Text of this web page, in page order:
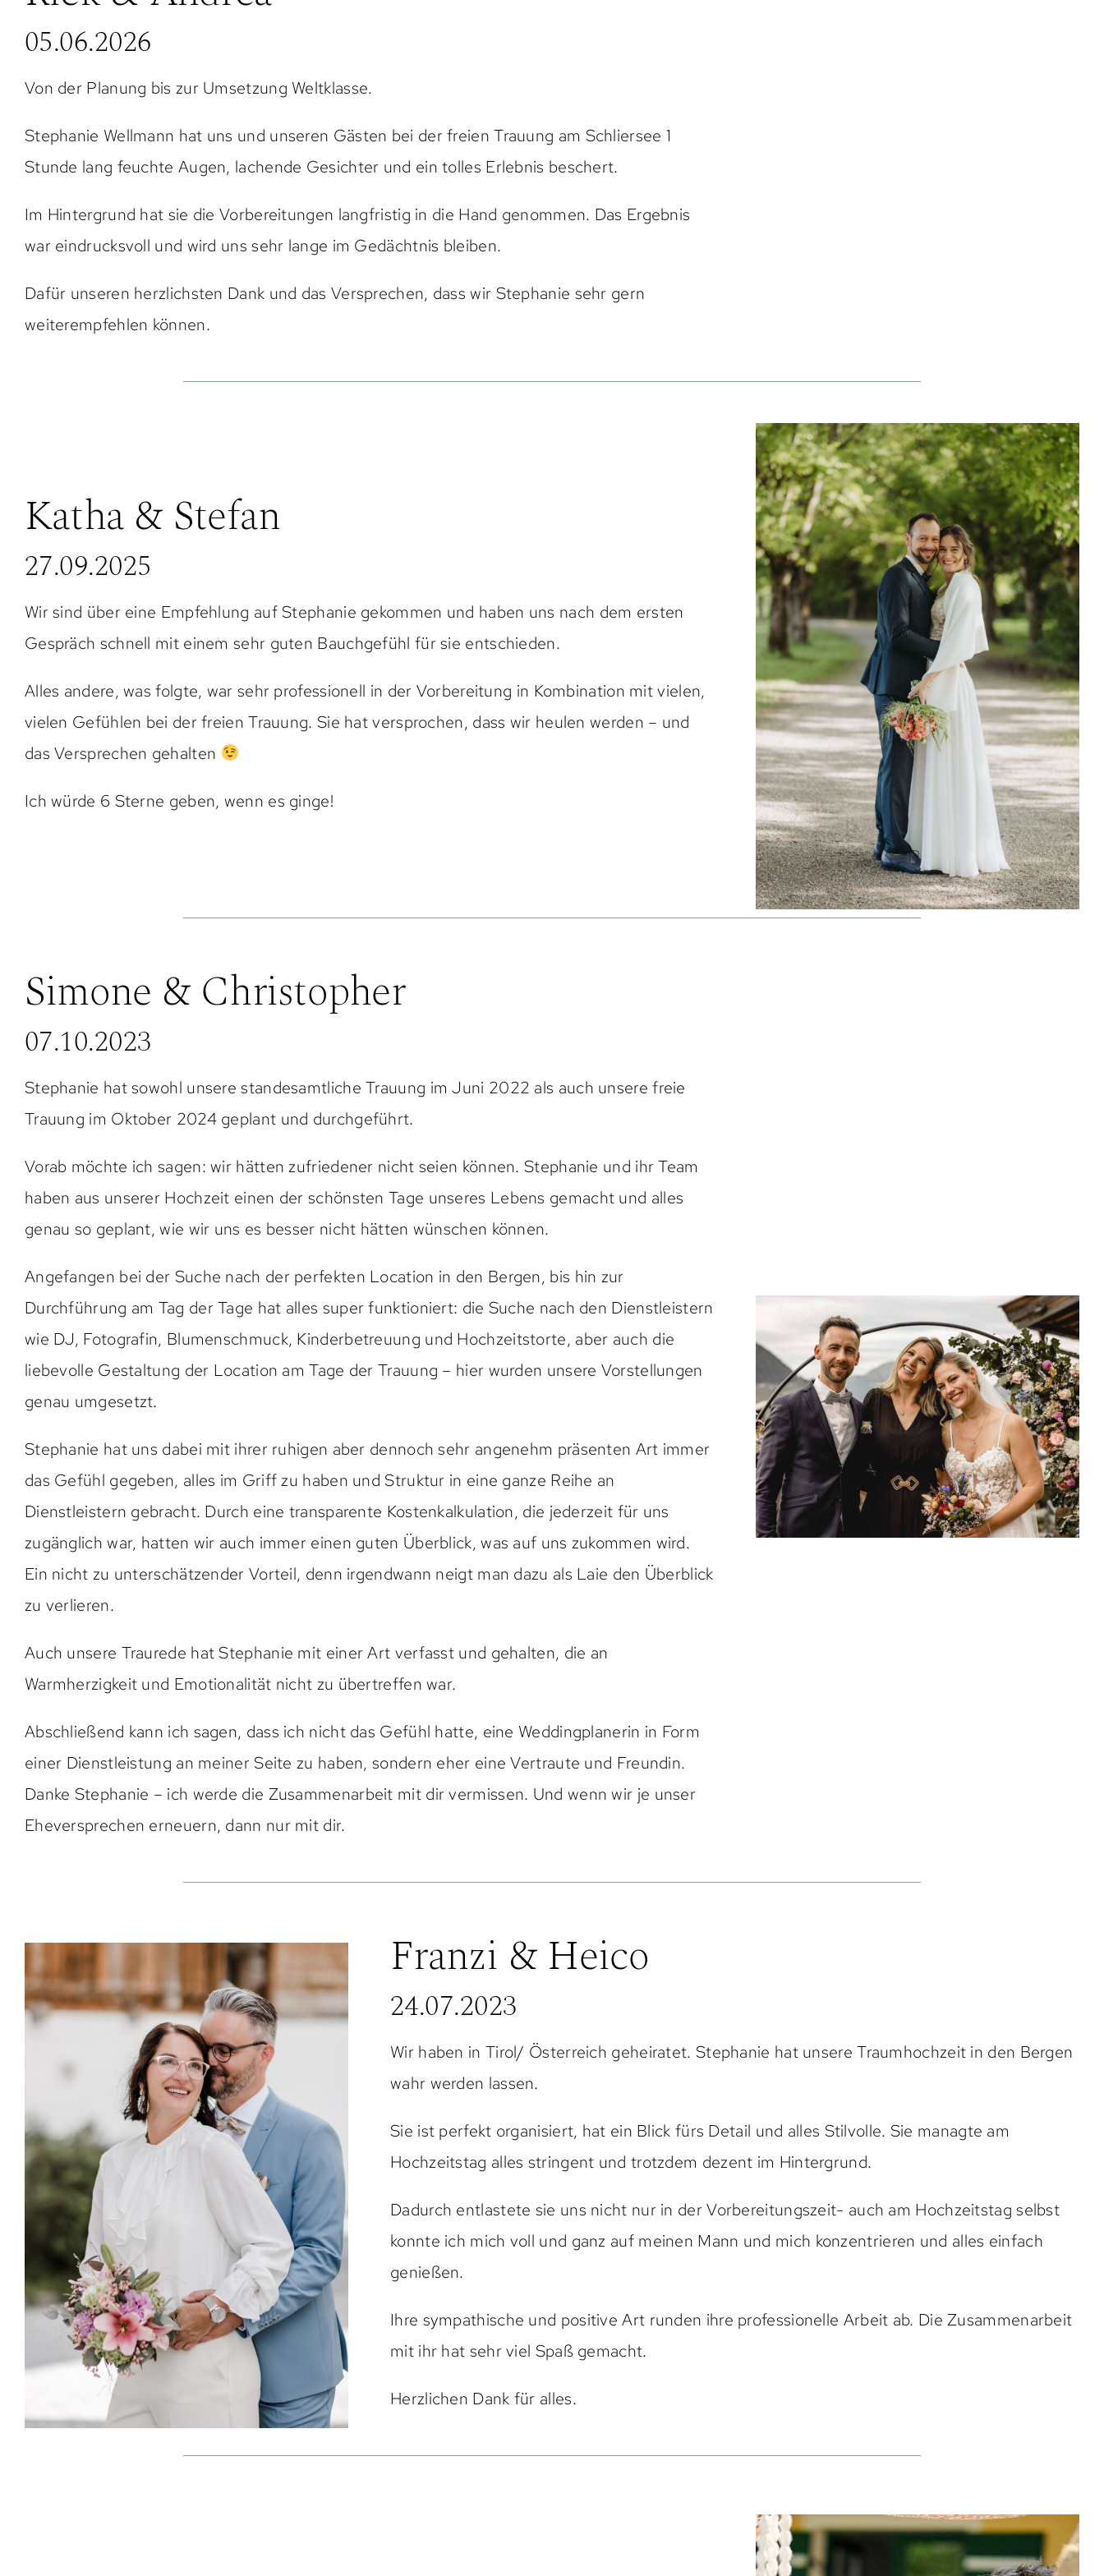
05.06.2026
Von der Planung bis zur Umsetzung Weltklasse.
Stephanie Wellmann hat uns und unseren Gästen bei der freien Trauung am Schliersee 1
Stunde lang feuchte Augen, lachende Gesichter und ein tolles Erlebnis beschert.
Im Hintergrund hat sie die Vorbereitungen langfristig in die Hand genommen. Das Ergebnis
war eindrucksvoll und wird uns sehr lange im Gedächtnis bleiben.
Dafür unseren herzlichsten Dank und das Versprechen, dass wir Stephanie sehr gern
weiterempfehlen können.
Katha & Stefan
27.09.2025
Wir sind über eine Empfehlung auf Stephanie gekommen und haben uns nach dem ersten
Gespräch schnell mit einem sehr guten Bauchgefühl für sie entschieden.
Alles andere, was folgte, war sehr professionell in der Vorbereitung in Kombination mit vielen,
vielen Gefühlen bei der freien Trauung. Sie hat versprochen, dass wir heulen werden – und
das Versprechen gehalten
Ich würde 6 Sterne geben, wenn es ginge!
Simone & Christopher
07.10.2023
Stephanie hat sowohl unsere standesamtliche Trauung im Juni 2022 als auch unsere freie
Trauung im Oktober 2024 geplant und durchgeführt.
Vorab möchte ich sagen: wir hätten zufriedener nicht seien können. Stephanie und ihr Team
haben aus unserer Hochzeit einen der schönsten Tage unseres Lebens gemacht und alles
genau so geplant, wie wir uns es besser nicht hätten wünschen können.
Angefangen bei der Suche nach der perfekten Location in den Bergen, bis hin zur
Durchführung am Tag der Tage hat alles super funktioniert: die Suche nach den Dienstleistern
wie DJ, Fotografin, Blumenschmuck, Kinderbetreuung und Hochzeitstorte, aber auch die
liebevolle Gestaltung der Location am Tage der Trauung – hier wurden unsere Vorstellungen
genau umgesetzt.
Stephanie hat uns dabei mit ihrer ruhigen aber dennoch sehr angenehm präsenten Art immer
das Gefühl gegeben, alles im Griff zu haben und Struktur in eine ganze Reihe an
Dienstleistern gebracht. Durch eine transparente Kostenkalkulation, die jederzeit für uns
zugänglich war, hatten wir auch immer einen guten Überblick, was auf uns zukommen wird.
Ein nicht zu unterschätzender Vorteil, denn irgendwann neigt man dazu als Laie den Überblick
zu verlieren.
Auch unsere Traurede hat Stephanie mit einer Art verfasst und gehalten, die an
Warmherzigkeit und Emotionalität nicht zu übertreffen war.
Abschließend kann ich sagen, dass ich nicht das Gefühl hatte, eine Weddingplanerin in Form
einer Dienstleistung an meiner Seite zu haben, sondern eher eine Vertraute und Freundin.
Danke Stephanie – ich werde die Zusammenarbeit mit dir vermissen. Und wenn wir je unser
Eheversprechen erneuern, dann nur mit dir.
Franzi & Heico
24.07.2023
Wir haben in Tirol/ Österreich geheiratet. Stephanie hat unsere Traumhochzeit in den Bergen
wahr werden lassen.
Sie ist perfekt organisiert, hat ein Blick fürs Detail und alles Stilvolle. Sie managte am
Hochzeitstag alles stringent und trotzdem dezent im Hintergrund.
Dadurch entlastete sie uns nicht nur in der Vorbereitungszeit- auch am Hochzeitstag selbst
konnte ich mich voll und ganz auf meinen Mann und mich konzentrieren und alles einfach
genießen.
Ihre sympathische und positive Art runden ihre professionelle Arbeit ab. Die Zusammenarbeit
mit ihr hat sehr viel Spaß gemacht.
Herzlichen Dank für alles.